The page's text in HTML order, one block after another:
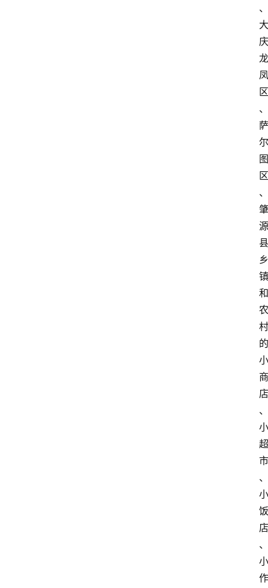
、
大
庆
龙
凤
区
、
萨
尔
图
区
、
肇
源
县
乡
镇
和
农
村
的
小
商
店
、
小
超
市
、
小
饭
店
、
小
作